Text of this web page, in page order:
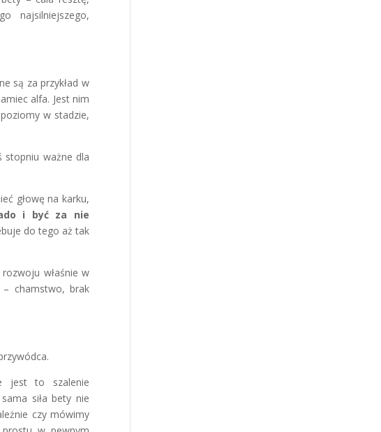
najsilniejszego,
są za przykład w
alfa. Jest nim
w stadzie,
stopniu ważne dla
głowę na karku,
i być za nie
do tego aż tak
właśnie w
– chamstwo, brak
jest to szalenie
siła bety nie
czy mówimy